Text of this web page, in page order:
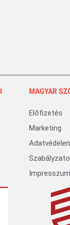
MAGYAR
Előfizetés
Marketing
Impresszum